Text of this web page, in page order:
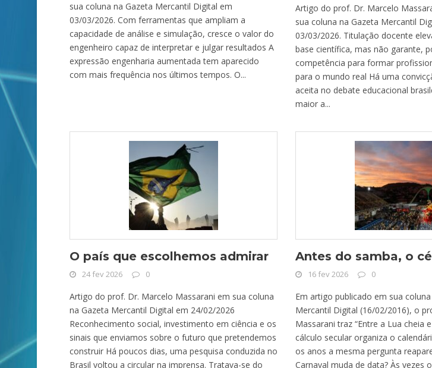
sua coluna na Gazeta Mercantil Digital em
03/03/2026. Com ferramentas que ampliam a
capacidade de análise e simulação, cresce o valor do
engenheiro capaz de interpretar e julgar resultados A
expressão engenharia aumentada tem aparecido
com mais frequência nos últimos tempos. O...
Artigo do prof. Dr. Marcelo
sua coluna na Gazeta Mercantil
03/03/2026. Titulação docente
base científica, mas não garante,
competência para formar
para o mundo real Há uma
aceita no debate educacional
maior a...
O país que escolhemos admirar
24 fev 2026 0
Artigo do prof. Dr. Marcelo Massarani em sua coluna
na Gazeta Mercantil Digital em 24/02/2026
Reconhecimento social, investimento em ciência e os
sinais que enviamos sobre o futuro que pretendemos
construir Há poucos dias, uma pesquisa conduzida no
Brasil voltou a circular na imprensa. Tratava-se do
Antes do samba, o
16 fev 2026 0
Em artigo publicado em sua
Mercantil Digital (16/02/2016), o
Massarani traz “Entre a Lua cheia
cálculo secular organiza o
os anos a mesma pergunta
Carnaval muda de data? Às vezes